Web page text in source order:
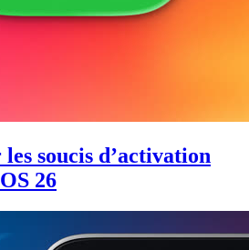
soucis d’activation
26